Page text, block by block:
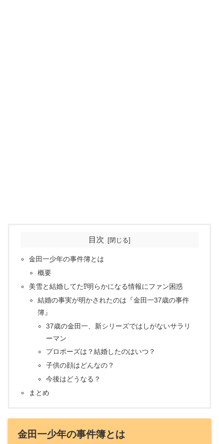
目次
金田一少年の事件簿とは
概要
美雪と結婚してた⁉明らかになる情報にファン困惑
結婚の事実が明かされたのは『金田一37歳の事件
簿』
37歳の金田一、新シリーズではしがないサラリ
ーマン
プロポーズは？結婚したのはいつ？
子供の顔はどんなの？
今後はどうなる？
まとめ
金田一少年の事件簿とは